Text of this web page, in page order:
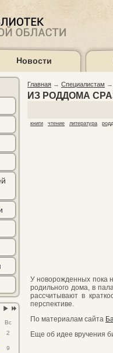
Новости
Контакты
Следующий
Следующий
Вс
2
9
Главная → Специалистам →
ИЗ РОДДОМА
книги чтение литература
У новорожденных пока
родильного дома, в
рассчитывают в
перспективе.
По материалам сайта
Еще об идее вручения